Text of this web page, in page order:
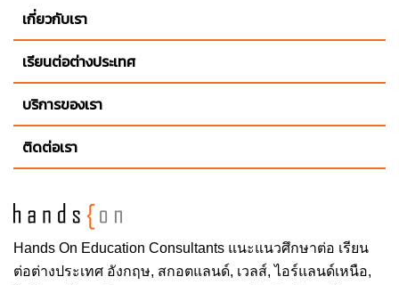
Hands On Education Consultants แนะแนวศึกษาต่อ เรียน
ต่อต่างประเทศ อังกฤษ, สกอตแลนด์, เวลส์, ไอร์แลนด์เหนือ,
เกี่ยวกับเรา
เรียนต่อต่างประเทศ
บริการของเรา
ติดต่อเรา